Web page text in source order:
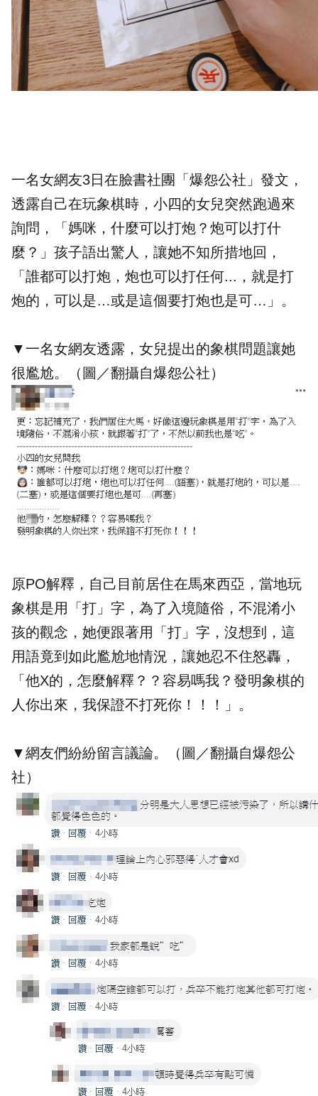
一名女網友3日在臉書社團「爆怨公社」發文，
透露自己在玩象棋時，小四的女兒突然跑過來
詢問，「媽咪，什麼可以打炮？炮可以打什
麼？」孩子語出驚人，讓她不知所措地回，
「誰都可以打炮，炮也可以打任何...，就是打
炮的，可以是…或是這個要打炮也是可…」。
▼一名女網友透露，女兒提出的象棋問題讓她
很尷尬。（圖／翻攝自爆怨公社）
原PO解釋，自己目前居住在馬來西亞，當地玩
象棋是用「打」字，為了入境隨俗，不混淆小
孩的觀念，她便跟著用「打」字，沒想到，這
用語竟到如此尷尬地情況，讓她忍不住怒轟，
「他X的，怎麼解釋？？容易嗎我？發明象棋的
人你出來，我保證不打死你！！！」。
▼網友們紛紛留言議論。（圖／翻攝自爆怨公
社）